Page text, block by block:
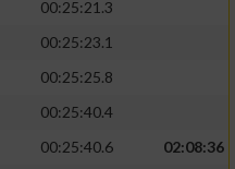
00:25:21.3
00:25:23.1
00:25:25.8
00:25:40.4
00:25:40.6
02:08:36